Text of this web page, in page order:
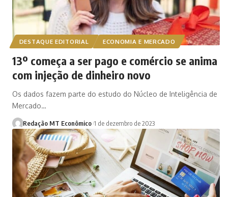
DESTAQUE EDITORIAL ECONOMIA E MERCADO
13º começa a ser pago e comércio se anima
com injeção de dinheiro novo
Os dados fazem parte do estudo do Núcleo de Inteligência de
Mercado…
Redação MT Econômico 1 de dezembro de 2023